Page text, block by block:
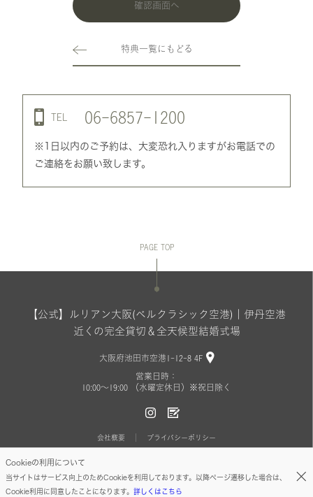
確認画面へ
特典一覧にもどる
TEL 06-6857-1200
※1日以内のご予約は、大変恐れ入りますがお電話での
ご連絡をお願い致します。
Cookieの利用について
当サイトはサービス向上のためCookieを利用しております。以降ページ遷移した場合は、
Cookie利用に同意したことになります。 詳しくはこちら
PAGE TOP
【公式】ルリアン大阪(ベルクラシック空港)｜伊丹空港
近くの完全貸切＆全天候型結婚式場
大阪府池田市空港1-12-8 4F
営業日時：
10:00〜19:00 （水曜定休日）※祝日除く
会社概要 プライバシーポリシー